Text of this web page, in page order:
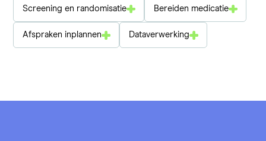
Screening en randomisatie Bereiden medicatie
Afspraken inplannen Dataverwerking